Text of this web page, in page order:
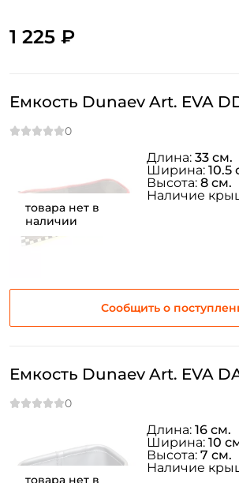
1 225 ₽
товара нет в
наличии
Емкость Dunaev Art. EVA
Сообщить о
Длина: 33 см.
Ширина: 10.5
Высота: 8 см.
Наличие
товара нет в
Емкость Dunaev Art. EVA
Длина: 16 см.
Ширина: 10
Высота: 7 см.
Наличие